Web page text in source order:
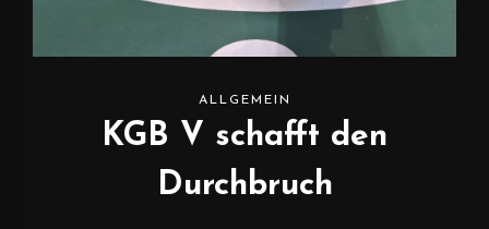
ALLGEMEIN
KGB V schafft den
Durchbruch